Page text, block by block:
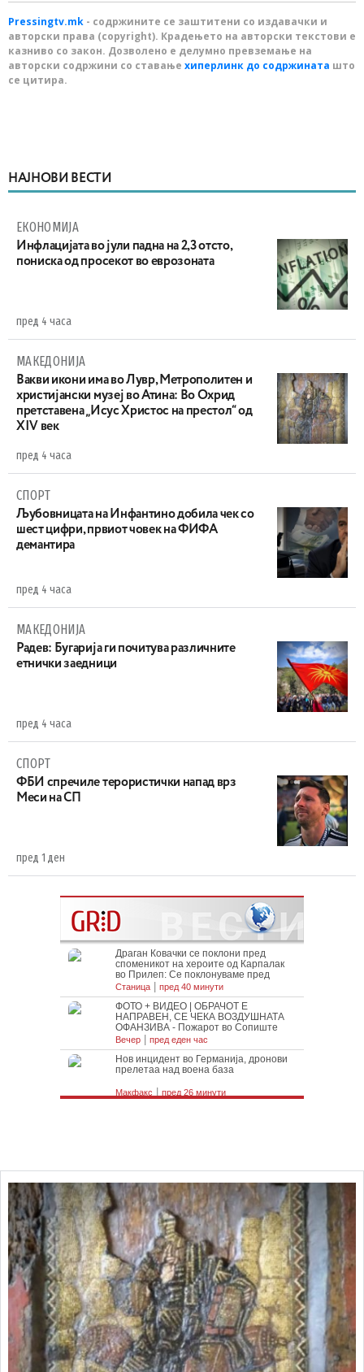
Pressingtv.mk - содржините се заштитени со издавачки и
авторски права (copyright). Крадењето на авторски текстови е
казниво со закон. Дозволено е делумно превземање на
авторски содржини со ставање хиперлинк до содржината што
се цитира.
НАЈНОВИ ВЕСТИ
ЕКОНОМИЈА
Инфлацијата во јули падна на 2,3 отсто,
пониска од просекот во еврозоната
пред 4 часа
МАКЕДОНИЈА
Вакви икони има во Лувр, Метрополитен и
христијански музеј во Атина: Во Охрид
претставена „Исус Христос на престол“ од
XIV век
пред 4 часа
СПОРТ
Љубовницата на Инфантино добила чек со
шест цифри, првиот човек на ФИФА
демантира
пред 4 часа
МАКЕДОНИЈА
Радев: Бугарија ги почитува различните
етнички заедници
пред 4 часа
СПОРТ
ФБИ спречиле терористички напад врз
Меси на СП
пред 1 ден